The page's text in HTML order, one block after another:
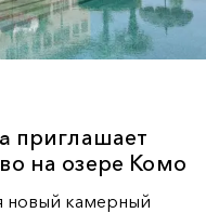
приглашает
на озере Комо
новый камерный